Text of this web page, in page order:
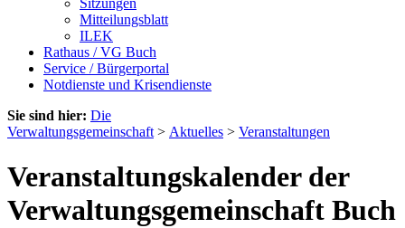
Sitzungen
Mitteilungsblatt
ILEK
Rathaus / VG Buch
Service / Bürgerportal
Notdienste und Krisendienste
Sie sind hier: Die
Verwaltungsgemeinschaft > Aktuelles > Veranstaltungen
Veranstaltungskalender der
Verwaltungsgemeinschaft Buch